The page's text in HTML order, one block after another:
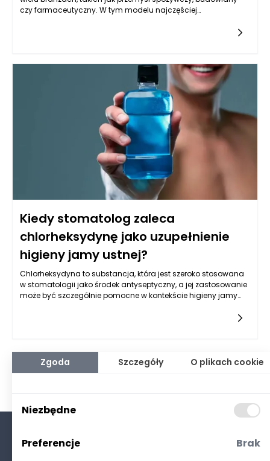
czy farmaceutyczny. W tym modelu najczęściej
od zawijania i zamykania po etykietowanie. Automatyczna
owijarka, z drugiej strony, to nowoczesne urządzenie, które ma
na celu zautomatyzowanie procesu pakowania, co znacząco
poprawia efektywność i wydajność produkcji. Różnice między
tymi dwoma metodami są znaczące i obejmują zarówno
aspekt techniczny, jak i wzajemne korzyści dla firm.
Kiedy stomatolog zaleca
chlorheksydynę jako uzupełnienie
higieny jamy ustnej?
Chlorheksydyna to substancja, która jest szeroko stosowana
w stomatologii jako środek antyseptyczny, a jej zastosowanie
może być szczególnie pomocne w kontekście higieny jamy
standardowe metody utrzymania higieny jamy ustnej mogą
przykład, pacjenci z chorobami przyzębia, które charakteryzują
się stanem zapalnym i krwawieniem dziąseł, mogą
skorzystać z działania chlorheksydyny, która zmniejsza liczbę
Zgoda Szczegóły O plikach cookie
Niezbędne
Preferencje Brak